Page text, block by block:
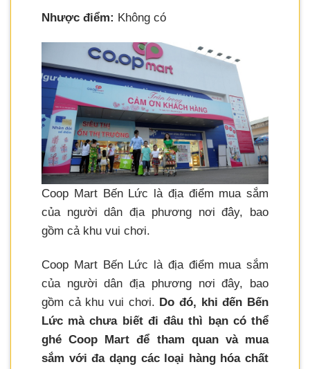
Nhược điểm: Không có
Coop Mart Bến Lức là địa điểm mua sắm
của người dân địa phương nơi đây, bao
gồm cả khu vui chơi.
Coop Mart Bến Lức là địa điểm mua sắm
của người dân địa phương nơi đây, bao
gồm cả khu vui chơi. Do đó, khi đến Bến
Lức mà chưa biết đi đâu thì bạn có thể
ghé Coop Mart để tham quan và mua
sắm với đa dạng các loại hàng hóa chất